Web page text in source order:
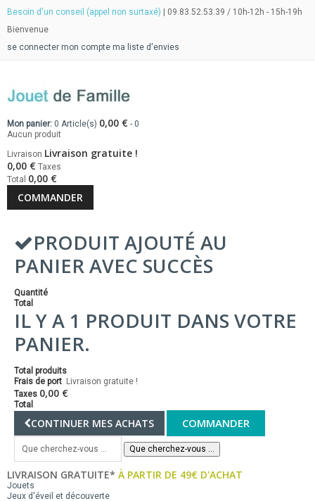
Besoin d'un conseil (appel non surtaxé) | 09.83.52.53.39 / 10h-12h - 15h-19h
Bienvenue
se connecter mon compte ma liste d'envies
Mon panier: 0 Article(s) 0,00 € - 0
Aucun produit
Livraison Livraison gratuite !
0,00 € Taxes
Total 0,00 €
COMMANDER
PRODUIT AJOUTÉ AU
PANIER AVEC SUCCÈS
Quantité
Total
IL Y A 1 PRODUIT DANS VOTRE
PANIER.
Total produits
Frais de port Livraison gratuite !
Taxes 0,00 €
Total
CONTINUER MES ACHATS COMMANDER
Que cherchez-vous ...
LIVRAISON GRATUITE* À PARTIR DE 49€ D'ACHAT
Jouets
Jeux d'éveil et découverte